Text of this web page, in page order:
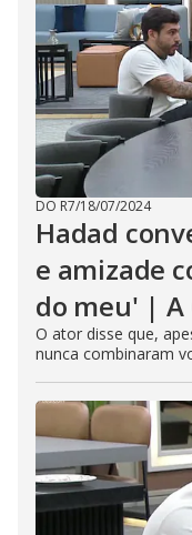
DO R7/18/07/2024
Hadad
e amizade
do meu' | A
O ator disse que,
nunca combinaram